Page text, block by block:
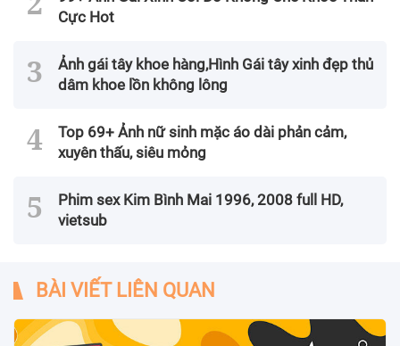
Cực Hot
Ảnh gái tây khoe hàng,Hình Gái tây xinh đẹp thủ
dâm khoe lồn không lông
Top 69+ Ảnh nữ sinh mặc áo dài phản cảm,
xuyên thấu, siêu mỏng
Phim sex Kim Bình Mai 1996, 2008 full HD,
vietsub
BÀI VIẾT LIÊN QUAN